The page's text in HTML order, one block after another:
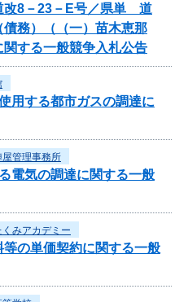
改8－23－E号／県単 道
務）（（一）苗木恵那
する一般競争入札公告
用する都市ガスの調達に
屋管理事務所
電気の調達に関する一般
くみアカデミー
の単価契約に関する一般